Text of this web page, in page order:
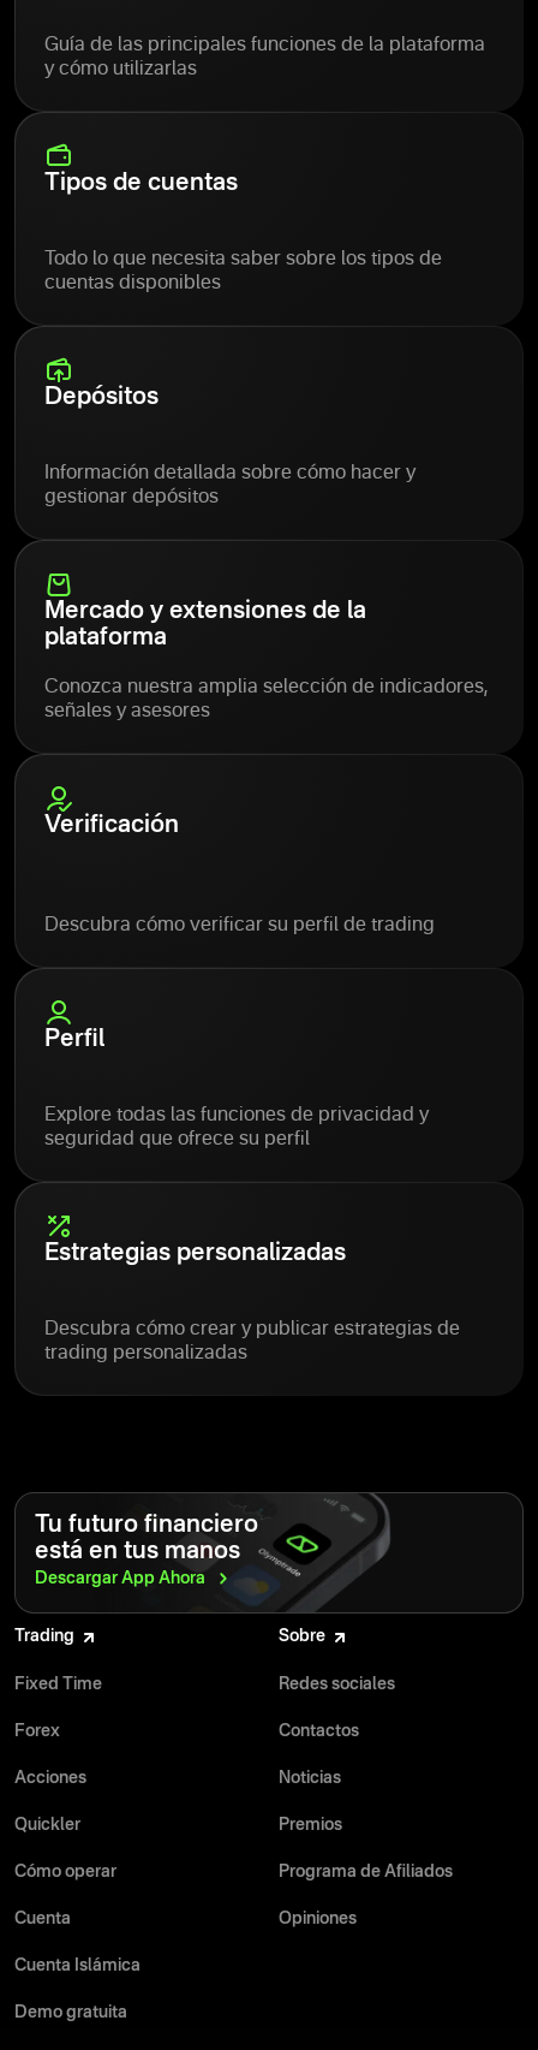
Guía de las principales funciones de la plataforma
y cómo utilizarlas
Tipos de cuentas
Todo lo que necesita saber sobre los tipos de
cuentas disponibles
Depósitos
Información detallada sobre cómo hacer y
gestionar depósitos
Mercado y extensiones de la
plataforma
Conozca nuestra amplia selección de indicadores,
señales y asesores
Verificación
Descubra cómo verificar su perfil de trading
Perfil
Explore todas las funciones de privacidad y
seguridad que ofrece su perfil
Estrategias personalizadas
Descubra cómo crear y publicar estrategias de
trading personalizadas
Tu futuro financiero
está en tus manos
Descargar App Ahora
Trading
Fixed Time
Forex
Acciones
Quickler
Cómo operar
Cuenta
Cuenta Islámica
Demo gratuita
Sobre
Redes sociales
Contactos
Noticias
Premios
Programa de Afiliados
Opiniones